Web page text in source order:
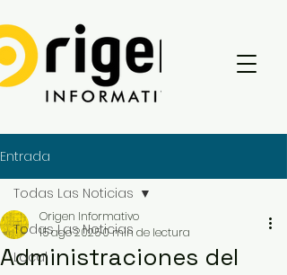
Entrada
Todas Las Noticias
Local
Todas Las Noticias
Administraciones del
Origen Informativo
15 ago 20250 min de lectura